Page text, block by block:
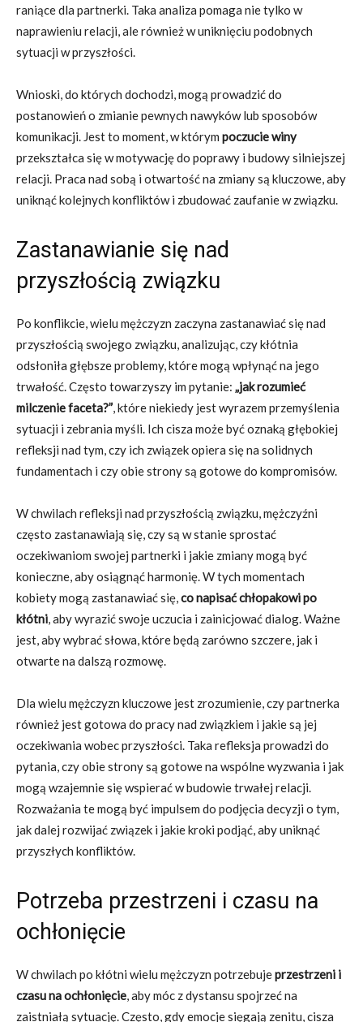
raniące dla partnerki. Taka analiza pomaga nie tylko w
naprawieniu relacji, ale również w uniknięciu podobnych
sytuacji w przyszłości.
Wnioski, do których dochodzi, mogą prowadzić do
postanowień o zmianie pewnych nawyków lub sposobów
komunikacji. Jest to moment, w którym poczucie winy
przekształca się w motywację do poprawy i budowy silniejszej
relacji. Praca nad sobą i otwartość na zmiany są kluczowe, aby
uniknąć kolejnych konfliktów i zbudować zaufanie w związku.
Zastanawianie się nad
przyszłością związku
Po konflikcie, wielu mężczyzn zaczyna zastanawiać się nad
przyszłością swojego związku, analizując, czy kłótnia
odsłoniła głębsze problemy, które mogą wpłynąć na jego
trwałość. Często towarzyszy im pytanie: „jak rozumieć
milczenie faceta?”, które niekiedy jest wyrazem przemyślenia
sytuacji i zebrania myśli. Ich cisza może być oznaką głębokiej
refleksji nad tym, czy ich związek opiera się na solidnych
fundamentach i czy obie strony są gotowe do kompromisów.
W chwilach refleksji nad przyszłością związku, mężczyźni
często zastanawiają się, czy są w stanie sprostać
oczekiwaniom swojej partnerki i jakie zmiany mogą być
konieczne, aby osiągnąć harmonię. W tych momentach
kobiety mogą zastanawiać się,co napisać chłopakowi po
kłótni, aby wyrazić swoje uczucia i zainicjować dialog. Ważne
jest, aby wybrać słowa, które będą zarówno szczere, jak i
otwarte na dalszą rozmowę.
Dla wielu mężczyzn kluczowe jest zrozumienie, czy partnerka
również jest gotowa do pracy nad związkiem i jakie są jej
oczekiwania wobec przyszłości. Taka refleksja prowadzi do
pytania, czy obie strony są gotowe na wspólne wyzwania i jak
mogą wzajemnie się wspierać w budowie trwałej relacji.
Rozważania te mogą być impulsem do podjęcia decyzji o tym,
jak dalej rozwijać związek i jakie kroki podjąć, aby uniknąć
przyszłych konfliktów.
Potrzeba przestrzeni i czasu na
ochłonięcie
W chwilach po kłótni wielu mężczyzn potrzebujeprzestrzeni i
czasu na ochłonięcie, aby móc z dystansu spojrzeć na
zaistniałą sytuację. Często, gdy emocje sięgają zenitu, cisza